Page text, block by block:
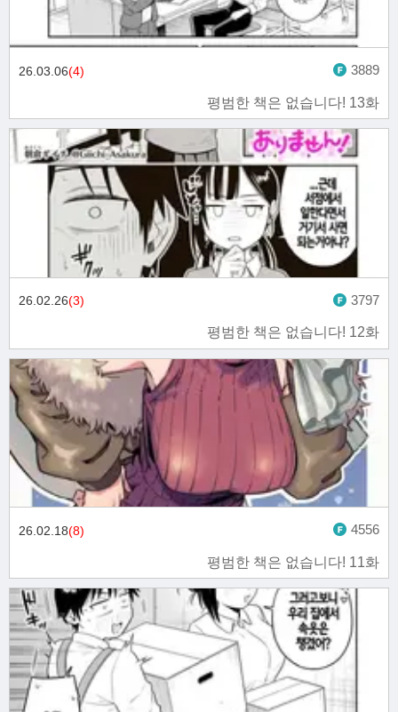
평범한 책은 없습니다! 13화
26.03.06(4) 3889
평범한 책은 없습니다! 12화
26.02.26(3) 3797
평범한 책은 없습니다! 11화
26.02.18(8) 4556